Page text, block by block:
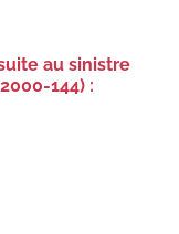
au sinistre
144) :